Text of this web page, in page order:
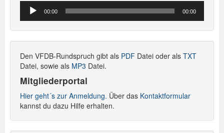
Audio-
Player
00:00 00:00
Den VFDB-Rundspruch gibt als PDF Datei oder als TXT
Datei, sowie als MP3 Datei.
Mitgliederportal
Hier geht´s zur Anmeldung. Über das Kontaktformular
kannst du dazu Hilfe erhalten.